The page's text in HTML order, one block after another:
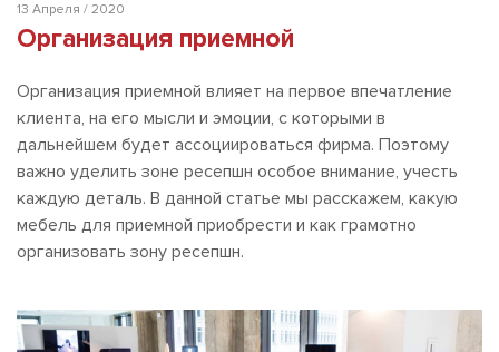
13 Апреля / 2020
Организация приемной
Организация приемной влияет на первое впечатление
клиента, на его мысли и эмоции, с которыми в
дальнейшем будет ассоциироваться фирма. Поэтому
важно уделить зоне ресепшн особое внимание, учесть
каждую деталь. В данной статье мы расскажем, какую
мебель для приемной приобрести и как грамотно
организовать зону ресепшн.